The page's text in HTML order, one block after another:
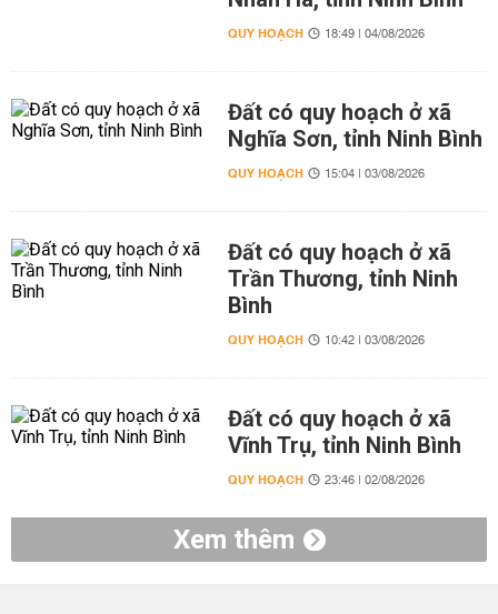
QUY HOẠCH 18:49 | 04/08/2026
Đất có quy hoạch ở xã
Nghĩa Sơn, tỉnh Ninh Bình
QUY HOẠCH 15:04 | 03/08/2026
Đất có quy hoạch ở xã
Trần Thương, tỉnh Ninh
Bình
QUY HOẠCH 10:42 | 03/08/2026
Đất có quy hoạch ở xã
Vĩnh Trụ, tỉnh Ninh Bình
QUY HOẠCH 23:46 | 02/08/2026
Xem thêm